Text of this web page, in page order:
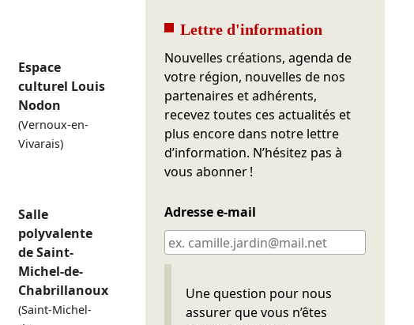
Espace
culturel Louis
Nodon
(Vernoux-en-
Vivarais)
Salle
polyvalente
de Saint-
Michel-de-
Chabrillanoux
(Saint-Michel-
Lettre d'information
Nouvelles créations, agenda de
votre région, nouvelles de nos
partenaires et adhérents,
recevez toutes ces actualités et
plus encore dans notre lettre
d’information. N’hésitez pas à
vous abonner !
Adresse e-mail
Une question pour nous
assurer que vous n’êtes
Ne pas remplir